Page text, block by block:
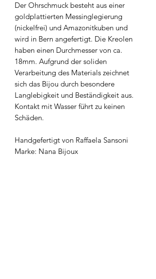
Der Ohrschmuck besteht aus einer
goldplattierten Messinglegierung
(nickelfrei) und Amazonitkuben und
wird in Bern angefertigt. Die Kreolen
haben einen Durchmesser von ca.
18mm. Aufgrund der soliden
Verarbeitung des Materials zeichnet
sich das Bijou durch besondere
Langlebigkeit und Beständigkeit aus.
Kontakt mit Wasser führt zu keinen
Schäden.
Handgefertigt von Raffaela Sansoni
Marke: Nana Bijoux